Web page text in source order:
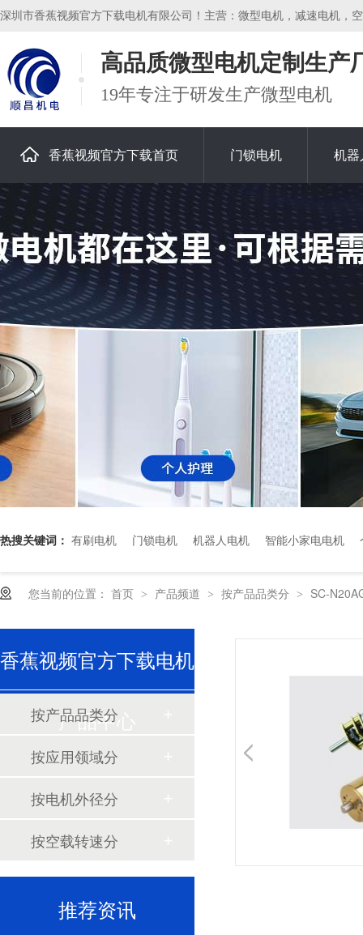
深圳市香蕉视频官方下载电机有限公司！主营：微型电机，减速电机，
高品质微型电机定制生产
19年专注于研发生产微型电机
香蕉视频官方下载首页 门锁电机 机器
关于香蕉视频官方下载
热搜关键词： 有刷电机 门锁电机 机器人电机 智能小家电电机
您当前的位置： 首页 > 产品频道 > 按产品品类分 > SC-
香蕉视频官方下载电机
产品中心
按产品品类分
按应用领域分
按电机外径分
按空载转速分
推荐资讯